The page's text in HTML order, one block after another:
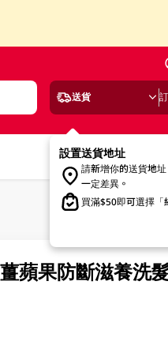
送貨
設置送貨地址
請新增你的送貨地
一定差異。
買滿$50即可選擇「
蘋果防斷滋養洗